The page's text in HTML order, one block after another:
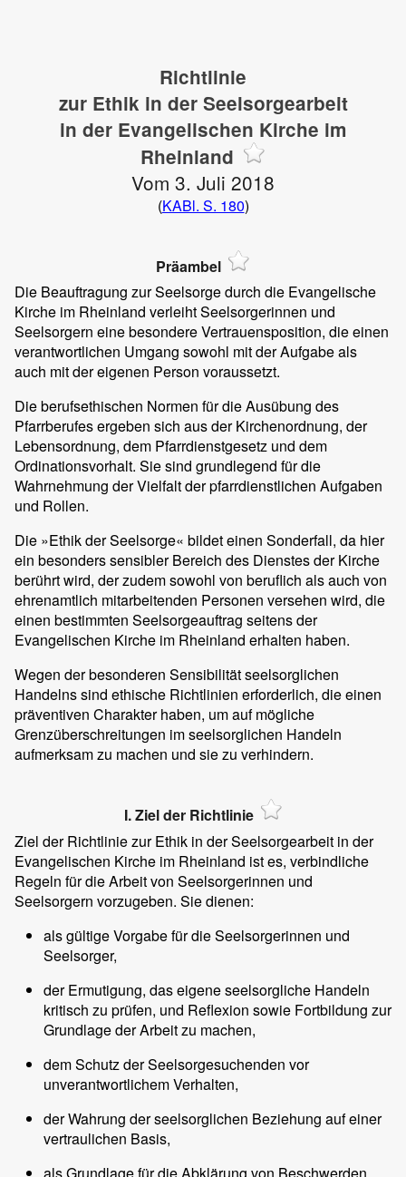
Richtlinie
zur Ethik in der Seelsorgearbeit
in der Evangelischen Kirche im
Rheinland
Vom 3. Juli 2018
(KABl. S. 180)
Präambel
Die Beauftragung zur Seelsorge durch die Evangelische
Kirche im Rheinland verleiht Seelsorgerinnen und
Seelsorgern eine besondere Vertrauensposition, die einen
verantwortlichen Umgang sowohl mit der Aufgabe als
auch mit der eigenen Person voraussetzt.
Die berufsethischen Normen für die Ausübung des
Pfarrberufes ergeben sich aus der Kirchenordnung, der
Lebensordnung, dem Pfarrdienstgesetz und dem
Ordinationsvorhalt. Sie sind grundlegend für die
Wahrnehmung der Vielfalt der pfarrdienstlichen Aufgaben
und Rollen.
Die »Ethik der Seelsorge« bildet einen Sonderfall, da hier
ein besonders sensibler Bereich des Dienstes der Kirche
berührt wird, der zudem sowohl von beruflich als auch von
ehrenamtlich mitarbeitenden Personen versehen wird, die
einen bestimmten Seelsorgeauftrag seitens der
Evangelischen Kirche im Rheinland erhalten haben.
Wegen der besonderen Sensibilität seelsorglichen
Handelns sind ethische Richtlinien erforderlich, die einen
präventiven Charakter haben, um auf mögliche
Grenzüberschreitungen im seelsorglichen Handeln
aufmerksam zu machen und sie zu verhindern.
I. Ziel der Richtlinie
Ziel der Richtlinie zur Ethik in der Seelsorgearbeit in der
Evangelischen Kirche im Rheinland ist es, verbindliche
Regeln für die Arbeit von Seelsorgerinnen und
Seelsorgern vorzugeben. Sie dienen:
als gültige Vorgabe für die Seelsorgerinnen und
Seelsorger,
der Ermutigung, das eigene seelsorgliche Handeln
kritisch zu prüfen, und Reflexion sowie Fortbildung zur
Grundlage der Arbeit zu machen,
dem Schutz der Seelsorgesuchenden vor
unverantwortlichem Verhalten,
der Wahrung der seelsorglichen Beziehung auf einer
vertraulichen Basis,
als Grundlage für die Abklärung von Beschwerden